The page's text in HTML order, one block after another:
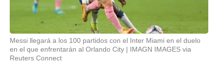
Messi llegará a los 100 partidos con el Inter Miami en el duelo
en el que enfrentarán al Orlando City
IMAGN IMAGES via
Reuters Connect